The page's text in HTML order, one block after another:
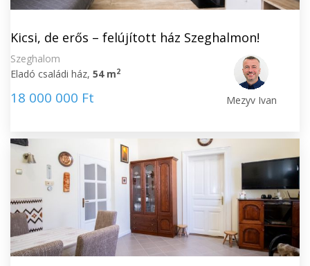
Kicsi, de erős – felújított ház Szeghalmon!
Szeghalom
Eladó családi ház, 54 m2
18 000 000 Ft Mezyv Ivan